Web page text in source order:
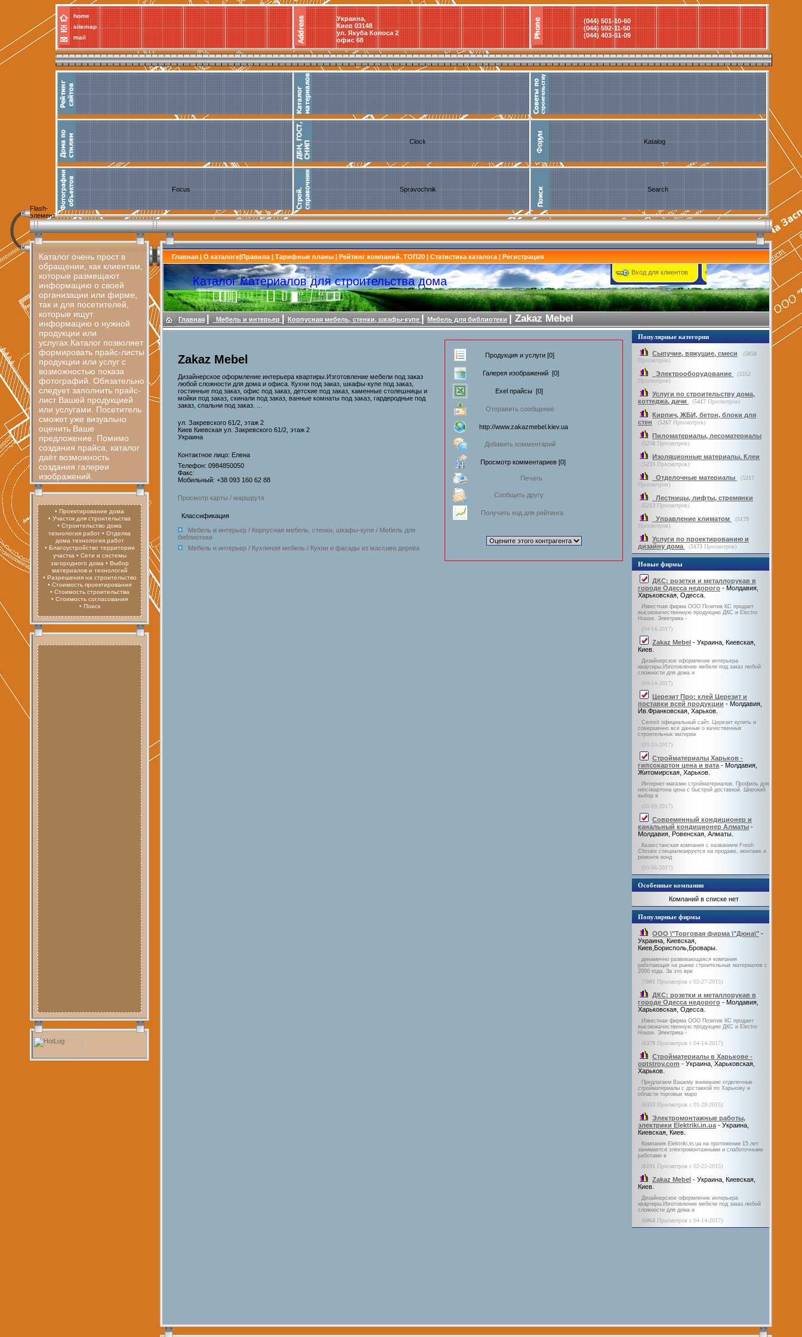
Flash-
элемент
home
sitemap
mail
Украина,
Киев 03148
ул. Якуба Колоса 2
офис 68
(044) 501-10-60
(044) 592-11-50
(044) 403-61-09
Clock Katalog
Focus Spravochnik Search
Каталог очень прост в
обращении, как клиентам,
которые размещают
информацию о своей
организации или фирме,
так и для посетителей,
которые ищут
информацию о нужной
продукции или
услугах.Каталог позволяет
формировать прайс-листы
продукции или услуг с
возможностью показа
фотографий. Обязательно
следует заполнить прайс-
лист Вашей продукцией
или услугами. Посетитель
сможет уже визуально
оценить Ваше
предложение. Помимо
создания прайса, каталог
даёт возможность
создания галереи
изображений.
• Проектирование дома
• Участок для строительства
• Строительство дома
технология работ • Отделка
дома технология работ
• Благоустройство территории
участка • Сети и системы
загородного дома • Выбор
материалов и технологий
• Разрешения на строительство
• Стоимость проектирования
• Стоимость строительства
• Стоимость согласования
• Поиск
Главная | О каталоге|Правила | Тарифные планы | Рейтинг компаний. ТОП20 | Статистика каталога | Регистрация
Каталог материалов для строительства дома
Вход для клиентов
Главная | Мебель и интерьер | Корпусная мебель, стенки, шкафы-купе | Мебель для библиотеки | Zakaz Mebel
Zakaz Mebel
Дизайнерское оформление интерьера квартиры.Изготовление мебели под заказ
любой сложности для дома и офиса. Кухни под заказ, шкафы-купе под заказ,
гостинные под заказ, офис под заказ, детские под заказ, каменные столешницы и
мойки под заказ, скинали под заказ, ванные комнаты под заказ, гардеродные под
заказ, спальни под заказ. ...
ул. Закревского 61/2, этаж 2
Киев Киевская ул. Закревского 61/2, этаж 2
Украина
Контактное лицо: Елена
Телефон: 0984850050
Факс:
Мобильный: +38 093 160 62 88
Просмотр карты / маршрута
Классификация
Мебель и интерьер / Корпусная мебель, стенки, шкафы-купе / Мебель для
библиотеки
Мебель и интерьер / Кухонная мебель / Кухни и фасады из массива дерева
Продукция и услуги [0]
Галерея изображений [0]
Exel прайсы [0]
Отправить сообщение
http://www.zakazmebel.kiev.ua
Добавить комментарий
Просмотр комментариев [0]
Печать
Сообщить другу
Получить код для рейтинга
Популярные категории
Сыпучие, вяжущие, смеси (5858
Просмотров)
Электрооборудование (5552
Просмотров)
Услуги по строительству дома,
коттеджа, дачи
(5417 Просмотров)
Кирпич, ЖБИ, бетон, блоки для
стен
(5267 Просмотров)
Пиломатериалы, лесоматериалы
(5258 Просмотров)
Изоляционные материалы. Клеи
(5233 Просмотров)
Отделочные материалы (5217
Просмотров)
Лестницы, лифты, стремянки
(5213 Просмотров)
Управление климатом (5179
Просмотров)
Услуги по проектированию и
дизайну дома
(5173 Просмотров)
Новые фирмы
ДКС: розетки и металлорукав в
городе Одесса недорого - Молдавия,
Харьковская, Одесса.
Известная фирма ООО Позитив КС продает
высококачественную продукцию ДКС и Electro
House. Электрика -
(04-14-2017)
Zakaz Mebel - Украина, Киевская,
Киев.
Дизайнерское оформление интерьера
квартиры.Изготовление мебели под заказ любой
сложности для дома и
(04-14-2017)
Церезит Про: клей Церезит и
поставки всей продукции - Молдавия,
Ив.Франковская, Харьков.
Ceresit официальный сайт. Церезит купить и
совершенно все данные о качественных
строительных материа
(03-10-2017)
Стройматериалы Харьков -
гипсокартон цена и вата - Молдавия,
Житомирская, Харьков.
Интернет-магазин стройматериалов. Профиль для
гипсокартона цена с быстрой доставкой. Широкий
выбор в
(03-09-2017)
Современный кондиционер и
канальный кондиционер Алматы -
Молдавия, Ровенская, Алматы.
Казахстанская компания с названием Fresh
Climate специализируется на продаже, монтаже и
ремонте конд
(03-06-2017)
Особенные компании
Компаний в списке нет
Популярные фирмы
ООО \"Торговая фирма \"Дюна\" -
Украина, Киевская,
Киев,Борисполь,Бровары.
динамично развевающаяся компания
работающая на рынке строительных материалов с
2000 года. За это вре
(7001 Просмотров с 02-27-2015)
ДКС: розетки и металлорукав в
городе Одесса недорого - Молдавия,
Харьковская, Одесса.
Известная фирма ООО Позитив КС продает
высококачественную продукцию ДКС и Electro
House. Электрика -
(6379 Просмотров с 04-14-2017)
Стройматериалы в Харькове -
optstroy.com - Украина, Харьковская,
Харьков.
Предлагаем Вашему вниманию отделочные
стройматериалы с доставкой по Харькову и
области торговых маро
(6353 Просмотров с 01-28-2015)
Электромонтажные работы,
электрики Elektriki.in.ua - Украина,
Киевская, Киев.
Компания Elektriki.in.ua на протяжении 15 лет
занимается электромонтажными и слаботочными
работами в
(6191 Просмотров с 02-25-2015)
Zakaz Mebel - Украина, Киевская,
Киев.
Дизайнерское оформление интерьера
квартиры.Изготовление мебели под заказ любой
сложности для дома и
(6064 Просмотров с 04-14-2017)